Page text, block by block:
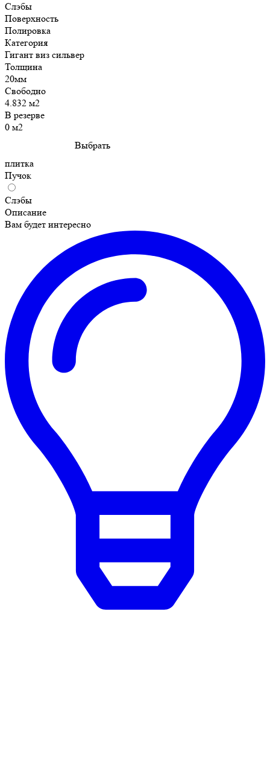
Слэбы
Поверхность
Полировка
Категория
Гигант виз сильвер
Толщина
20мм
Свободно
4.832 м2
В резерве
0 м2
Выбрать
плитка
Пучок
Слэбы
Описание
Вам будет интересно